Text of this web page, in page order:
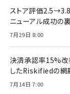
ストア評価2.5→3.8
ニューアル成功の
7月29日 8:00
決済承認率15%改
したRiskifiedの網
7月14日 7:00